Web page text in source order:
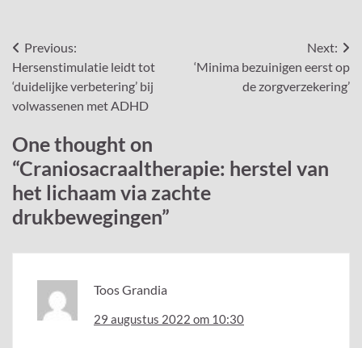
Bericht
navigatie
Previous:
Hersenstimulatie leidt tot
‘duidelijke verbetering’ bij
volwassenen met ADHD
Next:
‘Minima bezuinigen eerst op
de zorgverzekering’
One thought on
“Craniosacraaltherapie: herstel van
het lichaam via zachte
drukbewegingen”
Toos Grandia
29 augustus 2022 om 10:30